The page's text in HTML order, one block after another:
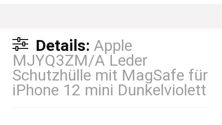
Details: Apple
MJYQ3ZM/A Leder
Schutzhülle mit MagSafe für
iPhone 12 mini Dunkelviolett